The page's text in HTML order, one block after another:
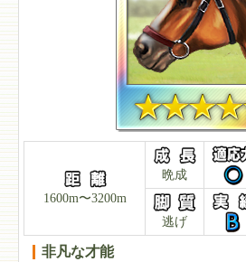
1600m〜3200m
晩成
逃げ
非凡な才能